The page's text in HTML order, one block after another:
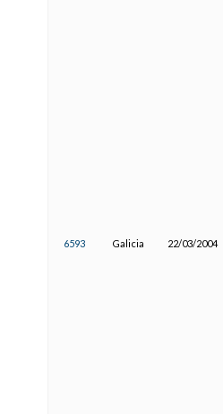
6593 Galicia 22/03/2004